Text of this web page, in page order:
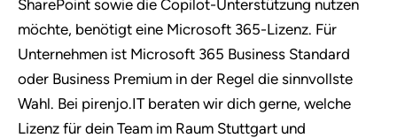
SharePoint sowie die Copilot-Unterstützung nutzen
möchte, benötigt eine Microsoft 365-Lizenz. Für
Unternehmen ist Microsoft 365 Business Standard
oder Business Premium in der Regel die sinnvollste
Wahl. Bei pirenjo.IT beraten wir dich gerne, welche
Lizenz für dein Team im Raum Stuttgart und